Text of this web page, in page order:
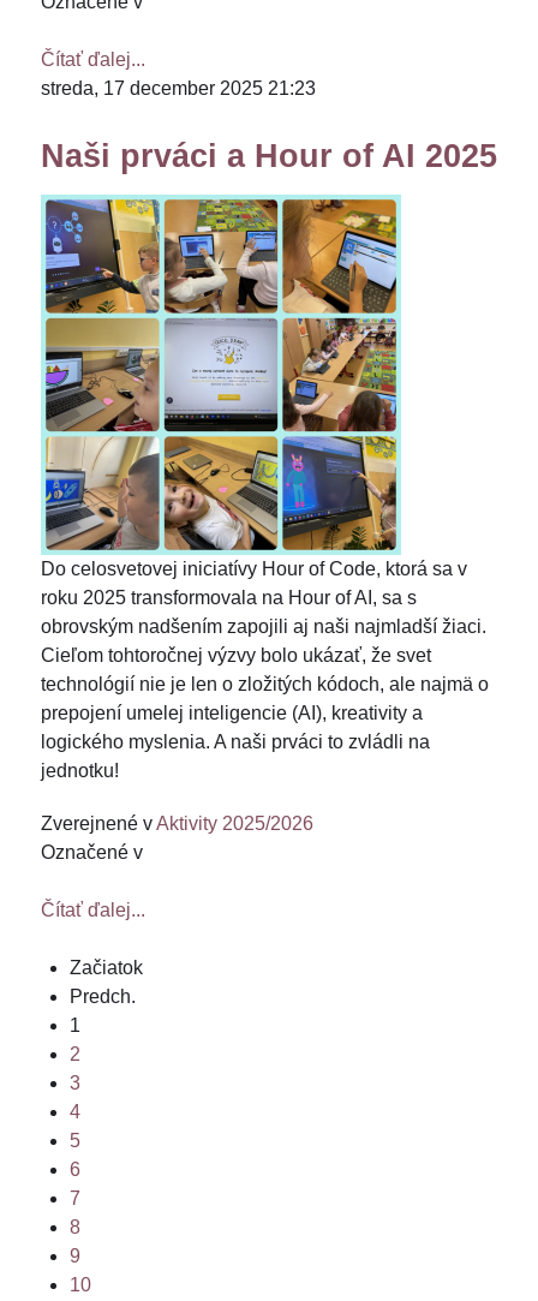
Čítať ďalej...
streda, 17 december 2025 21:23
Naši prváci a Hour of AI 2025
Do celosvetovej iniciatívy Hour of Code, ktorá sa v
roku 2025 transformovala na Hour of AI, sa s
obrovským nadšením zapojili aj naši najmladší žiaci.
Cieľom tohtoročnej výzvy bolo ukázať, že svet
technológií nie je len o zložitých kódoch, ale najmä o
prepojení umelej inteligencie (AI), kreativity a
logického myslenia. A naši prváci to zvládli na
jednotku!
Zverejnené vAktivity 2025/2026
Označené v
Čítať ďalej...
Začiatok
Predch.
1
2
3
4
5
6
7
8
9
10